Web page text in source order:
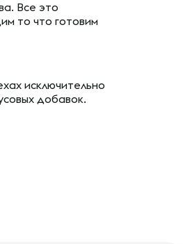
Все это
то что готовим
исключительно
добавок.